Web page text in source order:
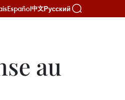
Español中文Русский
au